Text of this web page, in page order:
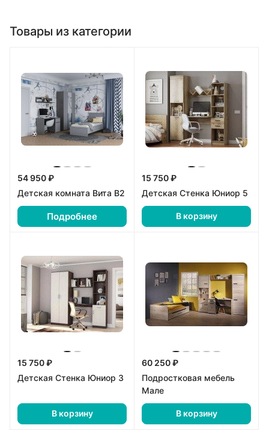
Товары из категории
54 950 ₽
Детская комната Вита В2
Подробнее
15 750 ₽
Детская Стенка Юниор 5
В корзину
15 750 ₽
Детская Стенка Юниор 3
В корзину
60 250 ₽
Подростковая мебель
Мале
В корзину